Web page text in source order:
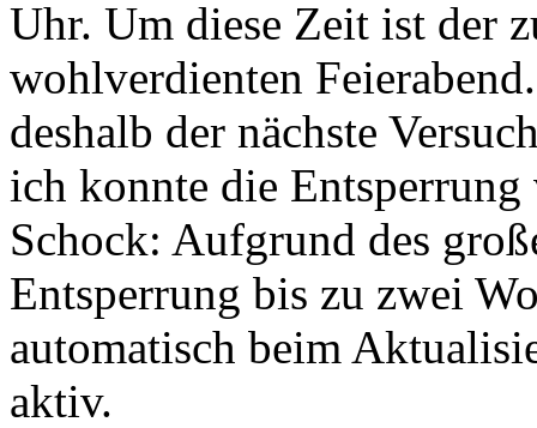
Uhr. Um diese Zeit ist der
wohlverdienten
deshalb der nächste
ich konnte die Entsperrung
Schock: Aufgrund des
Entsperrung bis zu zwei
automatisch beim
aktiv.